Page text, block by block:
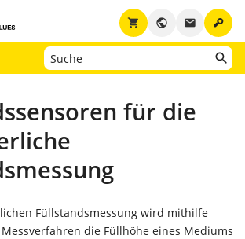
key
email
public
shopping_cart
für die
Füllstandsmessung wird mithilfe
die Füllhöhe eines Mediums